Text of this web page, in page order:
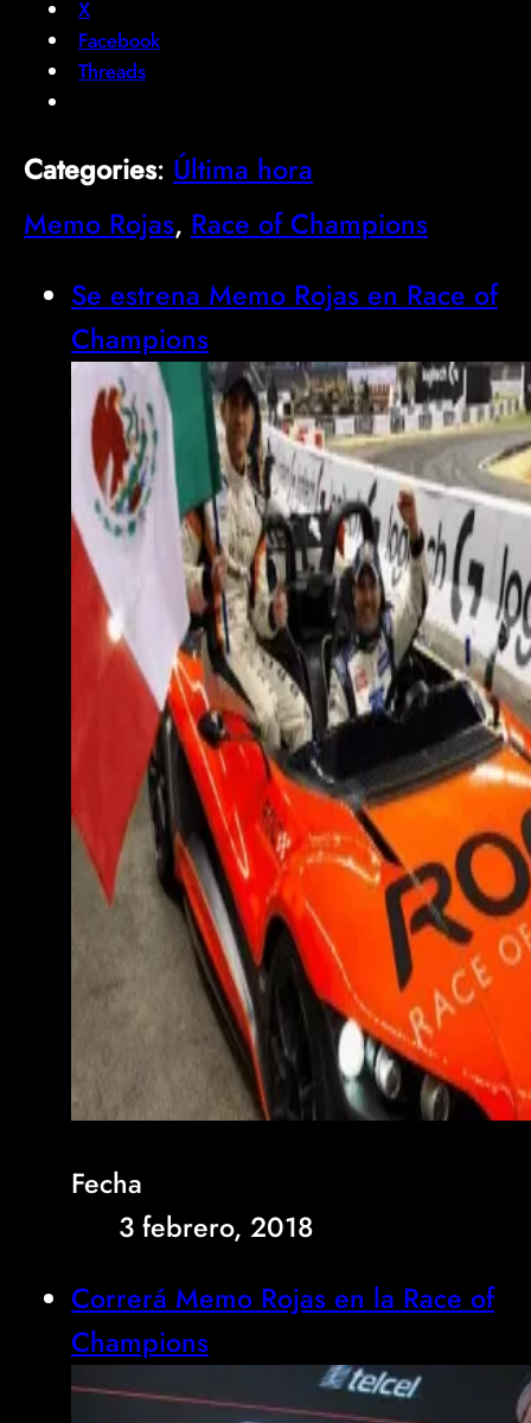
X
Facebook
Threads
Categories: Última hora
Memo Rojas, Race of Champions
Se estrena Memo Rojas en Race of
Champions
Fecha
3 febrero, 2018
Correrá Memo Rojas en la Race of
Champions